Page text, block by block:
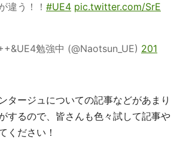
違う！！ #UE4 pic.twitter.com/SrE
勉強中 (@Naotsun_UE) 201
タージュについての記事などがあまり
するので、皆さんも色々試して記事や
ください！